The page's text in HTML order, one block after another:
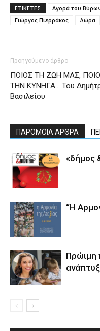
ΕΤΙΚΕΤΕΣ Αγορά του
Γιώργος Πιερράκος
Δώρα
Προηγούμενο άρθρο
ΠΟΙΟΣ ΤΗ ΖΩΗ ΜΑΣ,
ΤΗΝ ΚΥΝΗΓΑ… Του
Βασιλείου
ΠΑΡΟΜΟΙΑ ΑΡΘΡΑ
«δήμος
“Η
Πρώιμη